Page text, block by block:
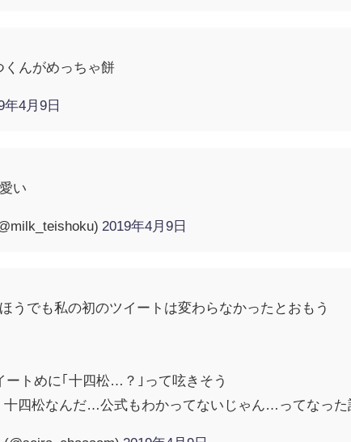
くんがめっちゃ餅
年4月9日
い
2019年4月9日
うでも私の初のツイートは変わらなかったとおもう
ートめに｢十四松…？｣って呟きそう
十四松なんだ…公式もわかってないじゃん…ってなった